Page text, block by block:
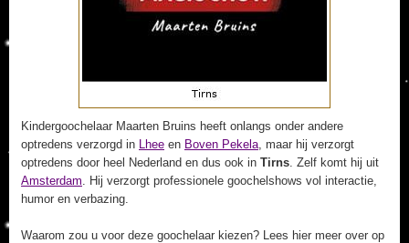
Kindergoochelaar Maarten Bruins heeft onlangs onder andere
optredens verzorgd in Lhee en Boven Pekela, maar hij verzorgt
optredens door heel Nederland en dus ook in Tirns. Zelf komt hij uit
Amsterdam. Hij verzorgt professionele goochelshows vol interactie,
humor en verbazing.
Waarom zou u voor deze goochelaar kiezen? Lees hier meer over op